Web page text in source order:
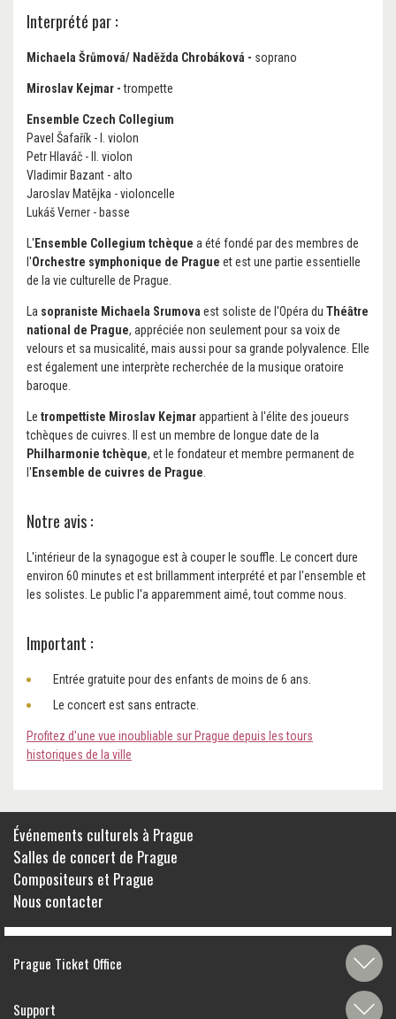
Interprété par :
Michaela Šrůmová/ Naděžda Chrobáková - soprano
Miroslav Kejmar -trompette
Ensemble Czech Collegium
Pavel Šafařík - I. violon
Petr Hlaváč - II. violon
Vladimir Bazant - alto
Jaroslav Matějka - violoncelle
Lukáš Verner - basse
L' Ensemble Collegium tchèque a été fondé par des membres de
l'Orchestre symphonique de Prague et est une partie essentielle
de la vie culturelle de Prague.
La sopraniste Michaela Srumova est soliste de l'Opéra du Théâtre
national de Prague, appréciée non seulement pour sa voix de
velours et sa musicalité, mais aussi pour sa grande polyvalence. Elle
est également une interprète recherchée de la musique oratoire
baroque.
Le trompettiste Miroslav Kejmarappartient à l'élite des joueurs
tchèques de cuivres. Il est un membre de longue date de la
Philharmonie tchèque, et le fondateur et membre permanent de
l' Ensemble de cuivres de Prague.
Notre avis :
L'intérieur de la synagogue est à couper le souffle. Le concert dure
environ 60 minutes et est brillamment interprété et par l'ensemble et
les solistes. Le public l'a apparemment aimé, tout comme nous.
Important :
Entrée gratuite pour des enfants de moins de 6 ans.
Le concert est sans entracte.
Profitez d'une vue inoubliable sur Prague depuis les tours
historiques de la ville
Événements culturels à Prague
Salles de concert de Prague
Compositeurs et Prague
Nous contacter
Prague Ticket Office
Support